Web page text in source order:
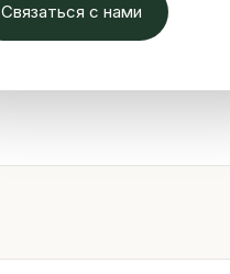
Связаться с нами